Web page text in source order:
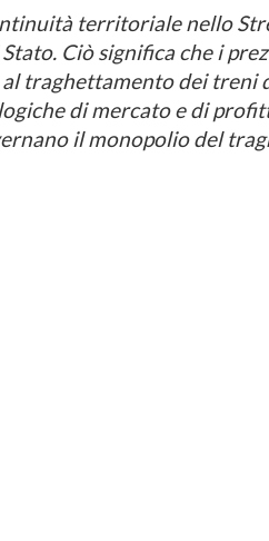
territoriale nello
Ciò significa che i
traghettamento dei treni
di mercato e di
il monopolio del